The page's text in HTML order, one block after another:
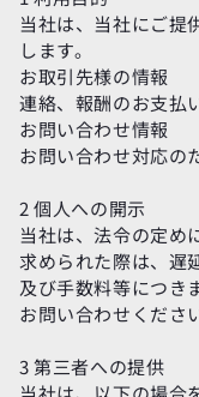
当社は、当社にご提
します。
お取引先様の情報
連絡、報酬のお支払
お問い合わせ情報
お問い合わせ対応の
2 個人への開示
当社は、法令の定め
求められた際は、遅
及び手数料等につき
お問い合わせくださ
3 第三者への提供